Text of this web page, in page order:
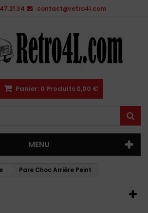
contact@retro4l.com
Panier: 0 Produits 0,00 €
MENU
Pare Choc Arrière Peint